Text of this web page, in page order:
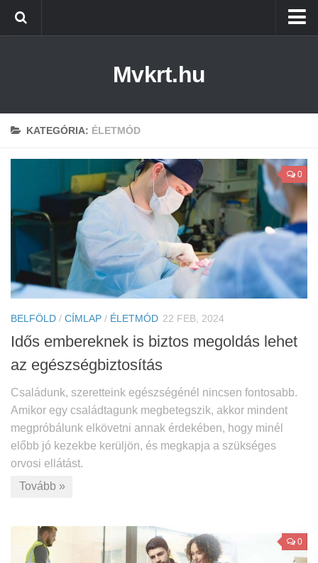
Tiszaújváros
Kazincbarcika
Belföld
Életmód
Mvkrt.hu
KATEGÓRIA: ÉLETMÓD
0
BELFÖLD / CÍMLAP / ÉLETMÓD 22 FEB, 2024
Idős embereknek is biztos megoldás lehet
az egészségbiztosítás
Családunk, szeretteink egészségénél nincsen fontosabb.
Amikor egy családtagunk megbetegszik, akkor mindent
megpróbálunk elkövetni annak érdekében, hogy minél
előbb jó kezekbe kerüljön, és megkapja a szükséges
orvosi ellátást.
Tovább »
0